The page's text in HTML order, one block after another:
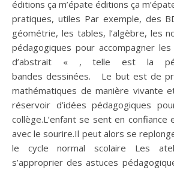
éditions ça m’épate éditions ça m’épate Des livres simples,
pratiques, utiles Par exemple, des
géométrie, les tables, l’algèbre, les
pédagogiques pour accompagner
d’abstrait « , telle est la
bandes dessinées. Le but est de
mathématiques de manière
réservoir d’idées pédagogiques
collège.L’enfant se sent en
avec le sourire.Il peut alors se
le cycle normal scolaire Les
s’approprier des astuces